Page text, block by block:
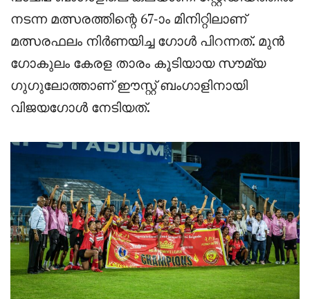
നടന്ന മത്സരത്തിന്റെ 67-ാം മിനിറ്റിലാണ്
മത്സരഫലം നിർണയിച്ച ഗോൾ പിറന്നത്. മുൻ
ഗോകുലം കേരള താരം കൂടിയായ സൗമ്യ
ഗുഗുലോത്താണ് ഈസ്റ്റ് ബംഗാളിനായി
വിജയഗോൾ നേടിയത്.